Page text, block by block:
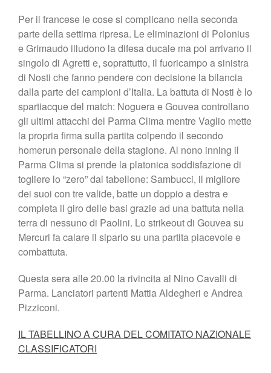
Per il francese le cose si complicano nella seconda
parte della settima ripresa. Le eliminazioni di Polonius
e Grimaudo illudono la difesa ducale ma poi arrivano il
singolo di Agretti e, soprattutto, il fuoricampo a sinistra
di Nosti che fanno pendere con decisione la bilancia
dalla parte dei campioni d’Italia. La battuta di Nosti è lo
spartiacque del match: Noguera e Gouvea controllano
gli ultimi attacchi del Parma Clima mentre Vaglio mette
la propria firma sulla partita colpendo il secondo
homerun personale della stagione. Al nono inning il
Parma Clima si prende la platonica soddisfazione di
togliere lo “zero” dal tabellone: Sambucci, il migliore
dei suoi con tre valide, batte un doppio a destra e
completa il giro delle basi grazie ad una battuta nella
terra di nessuno di Paolini. Lo strikeout di Gouvea su
Mercuri fa calare il sipario su una partita piacevole e
combattuta.
Questa sera alle 20.00 la rivincita al Nino Cavalli di
Parma. Lanciatori partenti Mattia Aldegheri e Andrea
Pizziconi.
IL TABELLINO A CURA DEL COMITATO NAZIONALE
CLASSIFICATORI